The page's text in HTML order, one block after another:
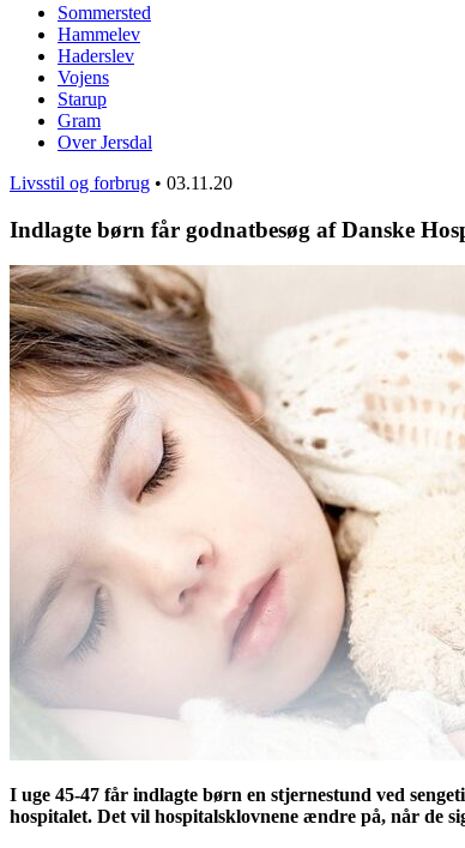
Sommersted
Hammelev
Haderslev
Vojens
Starup
Gram
Over Jersdal
Livsstil og forbrug • 03.11.20
Indlagte børn får godnatbesøg af Danske
I uge 45-47 får indlagte børn en stjernestund ved
hospitalet. Det vil hospitalsklovnene ændre på, når de